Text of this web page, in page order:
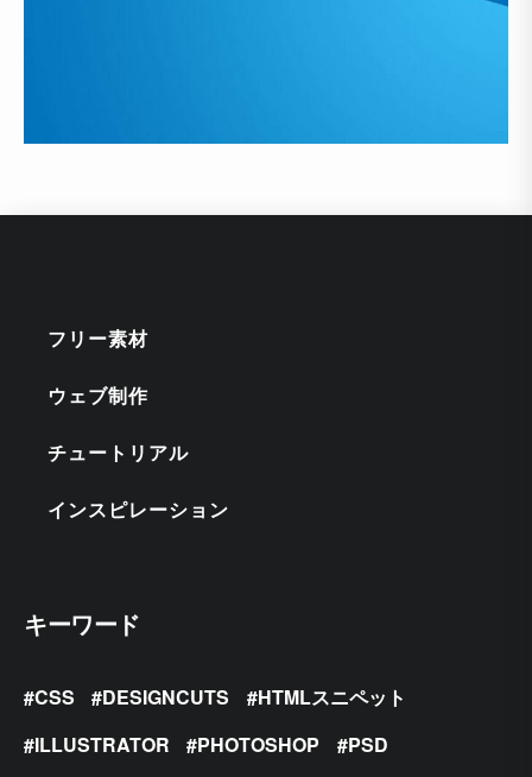
フリー素材
ウェブ制作
チュートリアル
インスピレーション
キーワード
CSS DESIGNCUTS
HTMLスニペット
ILLUSTRATOR
PHOTOSHOP
PSD